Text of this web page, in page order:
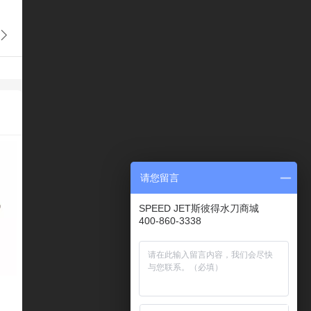
请您留言
SPEED JET斯彼得水刀商城
400-860-3338